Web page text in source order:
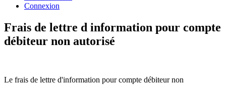
Connexion
Frais de lettre d information pour compte
débiteur non autorisé
Le frais de lettre d'information pour compte débiteur non